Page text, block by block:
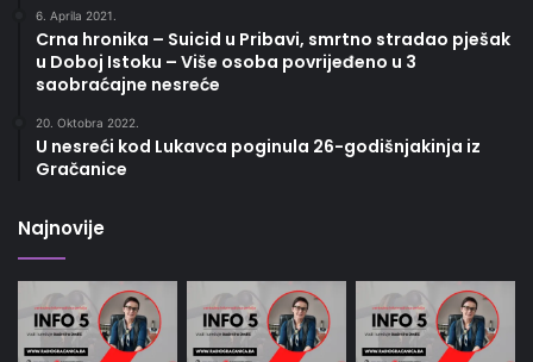
6. Aprila 2021.
Crna hronika – Suicid u Pribavi, smrtno stradao pješak
u Doboj Istoku – Više osoba povrijeđeno u 3
saobraćajne nesreće
20. Oktobra 2022.
U nesreći kod Lukavca poginula 26-godišnjakinja iz
Gračanice
Najnovije